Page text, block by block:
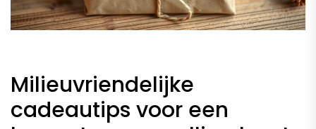
Milieuvriendelijke
cadeautips voor een